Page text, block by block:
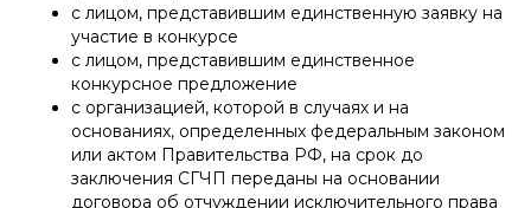
с лицом, представившим единственную заявку на
участие в конкурсе
с лицом, представившим единственное
конкурсное предложение
с организацией, которой в случаях и на
основаниях, определенных федеральным законом
или актом Правительства РФ, на срок до
заключения СГЧП переданы на основании
договора об отчуждении исключительного права